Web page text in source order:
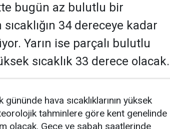
bugün az bulutlu bir
34 dereceye kadar
Yarın ise parçalı bulutlu
sıcaklık 33 derece olacak.
hava sıcaklıklarının yüksek
tahminlere göre kent genelinde
olacak. Gece ve sabah saatlerinde